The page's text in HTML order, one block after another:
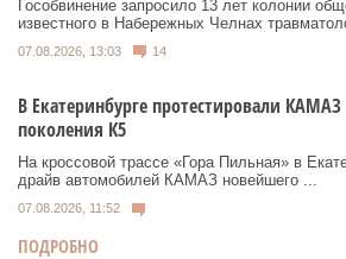
Гособвинение запросило 13 лет колонии
известного в Набережных Челнах
07.08.2026, 13:03 14
В Екатеринбурге протестировали
поколения К5
На кроссовой трассе «Гора Пильная» в
драйв автомобилей КАМАЗ новейшего ...
07.08.2026, 11:52
ПОДРОБНО